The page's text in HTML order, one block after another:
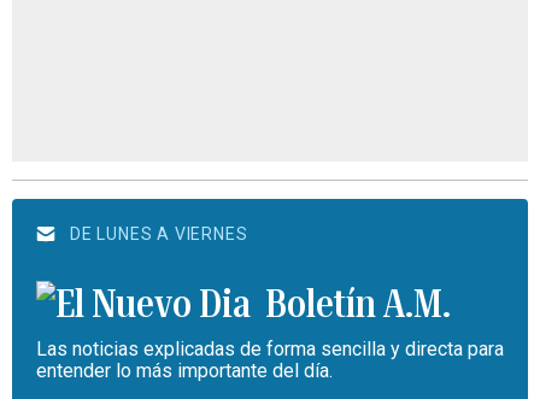
DE LUNES A VIERNES
Boletín A.M.
Las noticias explicadas de forma sencilla y directa para
entender lo más importante del día.